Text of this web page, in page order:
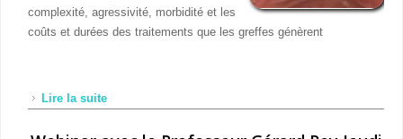
complexité, agressivité, morbidité et les
coûts et durées des traitements que les greffes génèrent
Lire la suite